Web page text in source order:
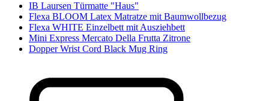
IB Laursen Türmatte "Haus"
Flexa BLOOM Latex Matratze mit Baumwollbezug
Flexa WHITE Einzelbett mit Ausziehbett
Mini Express Mercato Della Frutta Zitrone
Dopper Wrist Cord Black Mug Ring